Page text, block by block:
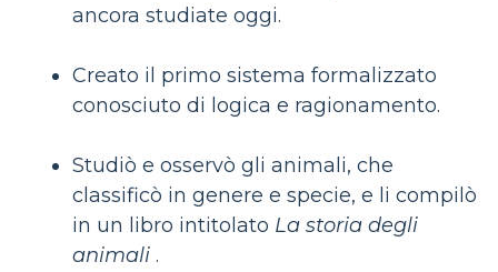
ancora studiate oggi.
Creato il primo sistema formalizzato
conosciuto di logica e ragionamento.
Studiò e osservò gli animali, che
classificò in genere e specie, e li compilò
in un libro intitolato La storia degli
animali .